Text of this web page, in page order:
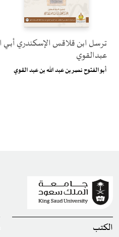
ترسل ابن قلاقس الإسكندري
عبدالقوي
أبو الفتوح نصر بن عبد الله بن عبد القوي
الكتب